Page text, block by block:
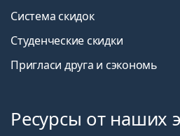
Система скидок
Студенческие скидки
Пригласи друга и сэкономь
Ресурсы от наших